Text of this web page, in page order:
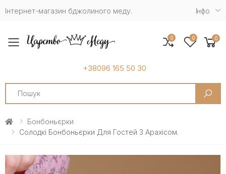
Інтернет-магазин бджолиного меду. Iнфо
Toggle mobile menu
+38096 165 50 30
Search
0 0 0
Бонбоньєрки
Солодкі Бонбоньєрки Для Гостей З Арахісом.